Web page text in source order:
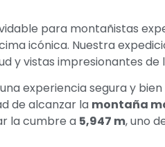
para montañistas
icónica. Nuestra
y vistas impresionantes de
experiencia segura y
de alcanzar la montaña
la cumbre a 5,947 m, uno